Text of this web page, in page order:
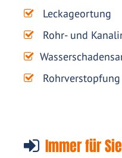
Leckageortung
Rohr- und
Rohrverstopfung
Immer für